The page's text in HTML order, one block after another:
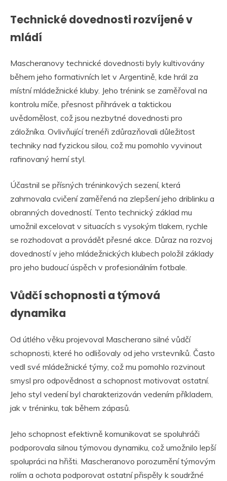
Technické dovednosti rozvíjené v
mládí
Mascheranovy technické dovednosti byly kultivovány
během jeho formativních let v Argentině, kde hrál za
místní mládežnické kluby. Jeho trénink se zaměřoval na
kontrolu míče, přesnost přihrávek a taktickou
uvědomělost, což jsou nezbytné dovednosti pro
záložníka. Ovlivňující trenéři zdůrazňovali důležitost
techniky nad fyzickou silou, což mu pomohlo vyvinout
rafinovaný herní styl.
Účastnil se přísných tréninkových sezení, která
zahrnovala cvičení zaměřená na zlepšení jeho driblinku a
obranných dovedností. Tento technický základ mu
umožnil excelovat v situacích s vysokým tlakem, rychle
se rozhodovat a provádět přesné akce. Důraz na rozvoj
dovedností v jeho mládežnických klubech položil základy
pro jeho budoucí úspěch v profesionálním fotbale.
Vůdčí schopnosti a týmová
dynamika
Od útlého věku projevoval Mascherano silné vůdčí
schopnosti, které ho odlišovaly od jeho vrstevníků. Často
vedl své mládežnické týmy, což mu pomohlo rozvinout
smysl pro odpovědnost a schopnost motivovat ostatní.
Jeho styl vedení byl charakterizován vedením příkladem,
jak v tréninku, tak během zápasů.
Jeho schopnost efektivně komunikovat se spoluhráči
podporovala silnou týmovou dynamiku, což umožnilo lepší
spolupráci na hřišti. Mascheranovo porozumění týmovým
rolím a ochota podporovat ostatní přispěly k soudržné